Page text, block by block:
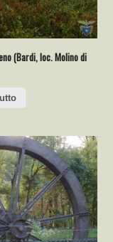
(Bardi, loc. Molino di